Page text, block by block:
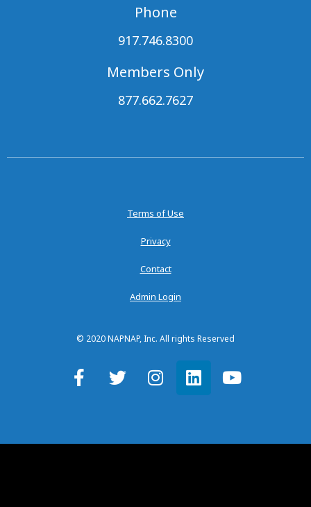
Phone
917.746.8300
Members Only
877.662.7627
Terms of Use
Privacy
Contact
Admin Login
© 2020 NAPNAP, Inc. All rights Reserved